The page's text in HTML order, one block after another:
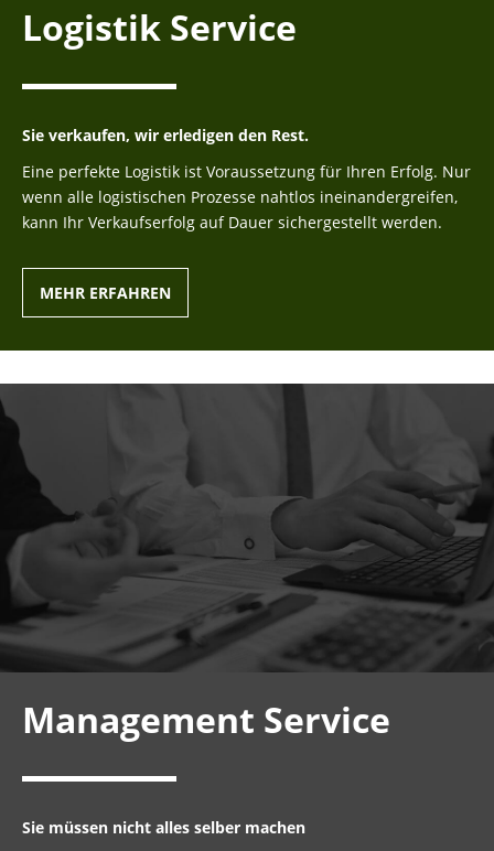
Logistik Service
Sie verkaufen, wir erledigen den Rest.
Eine perfekte Logistik ist Voraussetzung für Ihren Erfolg. Nur
wenn alle logistischen Prozesse nahtlos ineinandergreifen,
kann Ihr Verkaufserfolg auf Dauer sichergestellt werden.
MEHR ERFAHREN
Management Service
Sie müssen nicht alles selber machen